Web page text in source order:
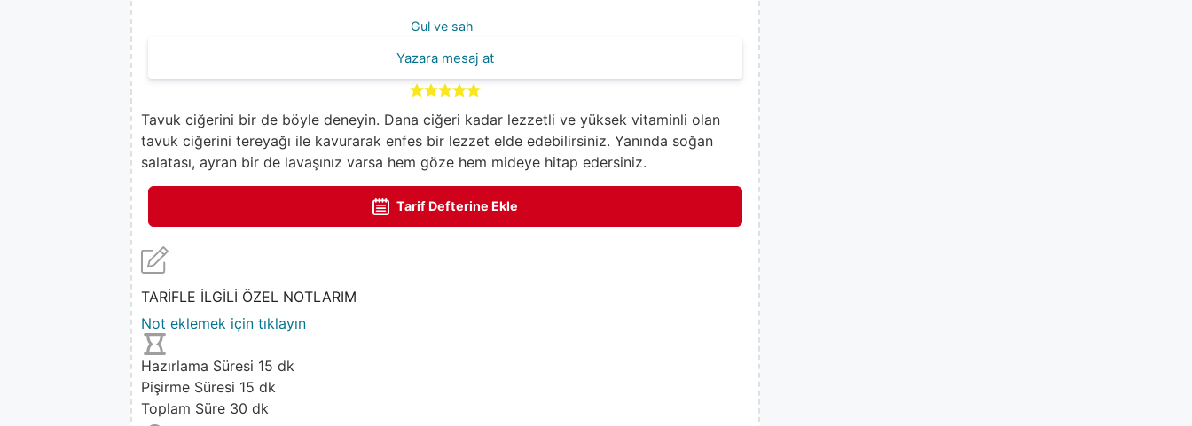
Gul ve sah
Yazara mesaj at
Tavuk ciğerini bir de böyle deneyin. Dana ciğeri kadar lezzetli ve yüksek vitaminli olan
tavuk ciğerini tereyağı ile kavurarak enfes bir lezzet elde edebilirsiniz. Yanında soğan
salatası, ayran bir de lavaşınız varsa hem göze hem mideye hitap edersiniz.
Tarif Defterine Ekle
TARİFLE İLGİLİ ÖZEL NOTLARIM
Not eklemek için tıklayın
Hazırlama Süresi 15 dk
Pişirme Süresi 15 dk
Toplam Süre 30 dk